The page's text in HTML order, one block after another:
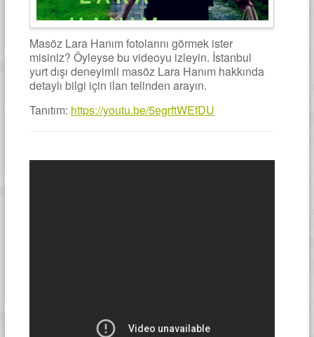
Masöz Lara Hanım fotolarını görmek ister
misiniz? Öyleyse bu videoyu izleyin. İstanbul
yurt dışı deneyimli masöz Lara Hanım hakkında
detaylı bilgi için ilan telinden arayın.
Tanıtım: https://youtu.be/5egrftWEfDU